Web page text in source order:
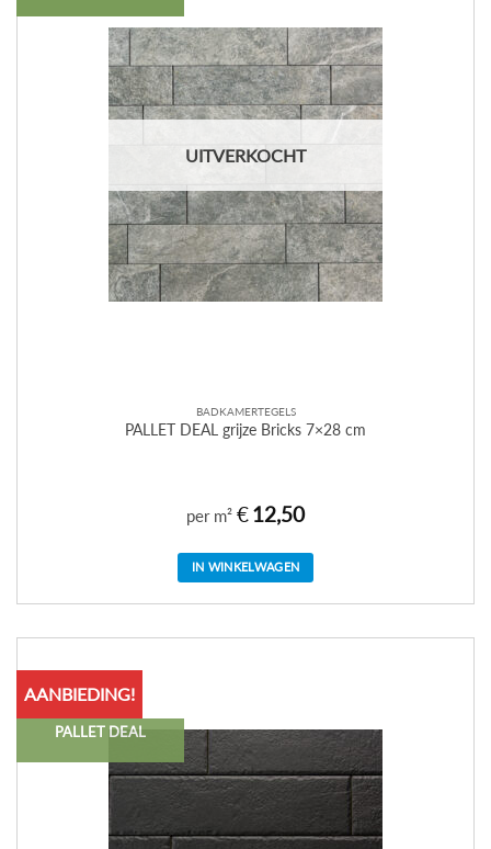
UITVERKOCHT
BADKAMERTEGELS
PALLET DEAL grijze Bricks 7×28 cm
per m² €12,50
IN WINKELWAGEN
AANBIEDING!
PALLET DEAL